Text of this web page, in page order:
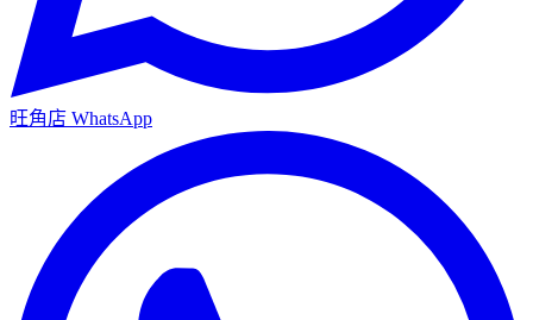
旺角店 WhatsApp